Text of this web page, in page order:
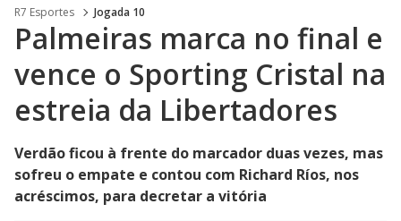
R7 Esportes Jogada 10
Palmeiras marca no final e
vence o Sporting Cristal na
estreia da Libertadores
Verdão ficou à frente do marcador duas vezes, mas
sofreu o empate e contou com Richard Ríos, nos
acréscimos, para decretar a vitória